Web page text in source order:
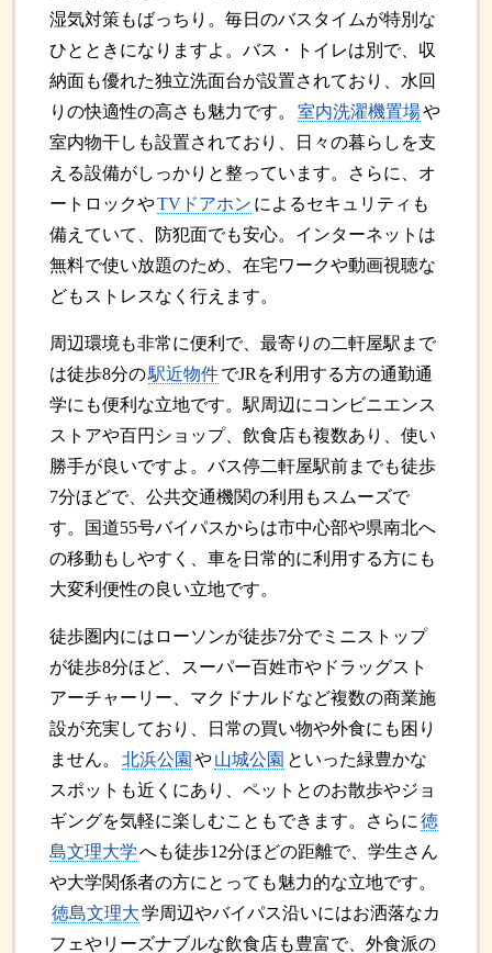
湿気対策もばっちり。毎日のバスタイムが特別な
ひとときになりますよ。バス・トイレは別で、収
納面も優れた独立洗面台が設置されており、水回
りの快適性の高さも魅力です。
室内洗濯機置場や
室内物干しも設置されており、日々の暮らしを支
える設備がしっかりと整っています。さらに、オ
ートロックやTVドアホン によるセキュリティも
備えていて、防犯面でも安心。インターネットは
無料で使い放題のため、在宅ワークや動画視聴な
どもストレスなく行えます。
周辺環境も非常に便利で、最寄りの二軒屋駅まで
は徒歩8分の駅近物件でJRを利用する方の通勤通
学にも便利な立地です。駅周辺にコンビニエンス
ストアや百円ショップ、飲食店も複数あり、使い
勝手が良いですよ。バス停二軒屋駅前までも徒歩
7分ほどで、公共交通機関の利用もスムーズで
す。国道55号バイパスからは市中心部や県南北へ
の移動もしやすく、車を日常的に利用する方にも
大変利便性の良い立地です。
徒歩圏内にはローソンが徒歩7分でミニストップ
が徒歩8分ほど、スーパー百姓市やドラッグスト
アーチャーリー、マクドナルドなど複数の商業施
設が充実しており、日常の買い物や外食にも困り
ません。
北浜公園 や山城公園 といった緑豊かな
スポットも近くにあり、ペットとのお散歩やジョ
ギングを気軽に楽しむこともできます。さらに 徳
島文理大学へも徒歩12分ほどの距離で、学生さん
や大学関係者の方にとっても魅力的な立地です。
徳島文理大学周辺やバイパス沿いにはお洒落なカ
フェやリーズナブルな飲食店も豊富で、外食派の